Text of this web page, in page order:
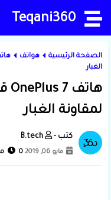
Teqani360
الصفحة الرئيسية هواتف
الغبار
لمقاونة الغبار
مايو 06, 2019 0 من الدقائق للقراءة